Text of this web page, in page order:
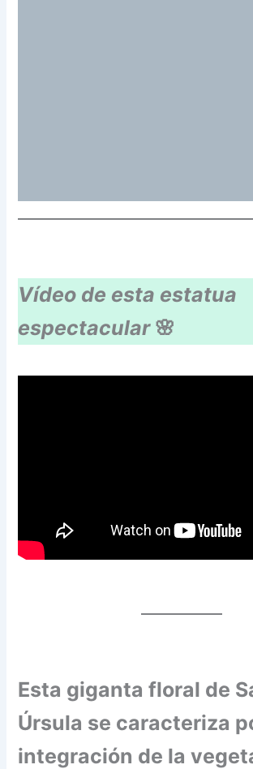
Vídeo de esta estatua
espectacular🌸
Esta giganta floral de
Úrsula se caracteriza
integración de la